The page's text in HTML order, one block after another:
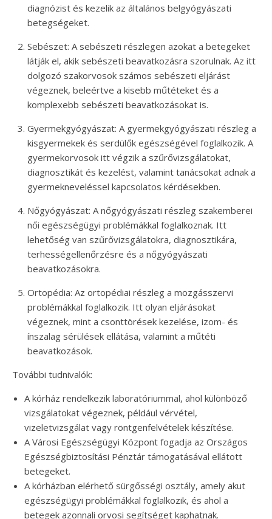
diagnózist és kezelik az általános belgyógyászati
betegségeket.
Sebészet: A sebészeti részlegen azokat a betegeket
látják el, akik sebészeti beavatkozásra szorulnak. Az itt
dolgozó szakorvosok számos sebészeti eljárást
végeznek, beleértve a kisebb műtéteket és a
komplexebb sebészeti beavatkozásokat is.
Gyermekgyógyászat: A gyermekgyógyászati részleg a
kisgyermekek és serdülők egészségével foglalkozik. A
gyermekorvosok itt végzik a szűrővizsgálatokat,
diagnosztikát és kezelést, valamint tanácsokat adnak a
gyermekneveléssel kapcsolatos kérdésekben.
Nőgyógyászat: A nőgyógyászati részleg szakemberei
női egészségügyi problémákkal foglalkoznak. Itt
lehetőség van szűrővizsgálatokra, diagnosztikára,
terhességellenőrzésre és a nőgyógyászati
beavatkozásokra.
Ortopédia: Az ortopédiai részleg a mozgásszervi
problémákkal foglalkozik. Itt olyan eljárásokat
végeznek, mint a csonttörések kezelése, izom- és
ínszalag sérülések ellátása, valamint a műtéti
beavatkozások.
További tudnivalók:
A kórház rendelkezik laboratóriummal, ahol különböző
vizsgálatokat végeznek, például vérvétel,
vizeletvizsgálat vagy röntgenfelvételek készítése.
A Városi Egészségügyi Központ fogadja az Országos
Egészségbiztosítási Pénztár támogatásával ellátott
betegeket.
A kórházban elérhető sürgősségi osztály, amely akut
egészségügyi problémákkal foglalkozik, és ahol a
betegek azonnali orvosi segítséget kaphatnak.